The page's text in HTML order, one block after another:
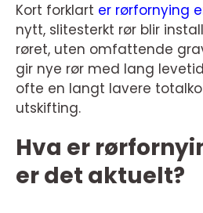
Kort forklart er rørfornying
nytt, slitesterkt rør blir
røret, uten omfattende
gir nye rør med lang
ofte en langt lavere
utskifting.
Hva er
er det aktuelt?